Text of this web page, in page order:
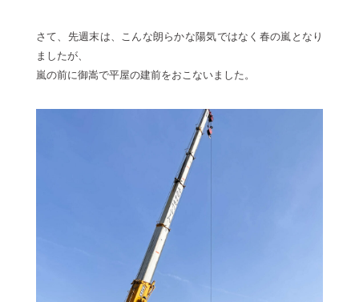
さて、先週末は、こんな朗らかな陽気ではなく春の嵐となり
ましたが、
嵐の前に御嵩で平屋の建前をおこないました。